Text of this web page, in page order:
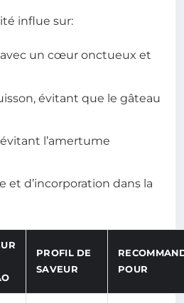
influe sur:
un cœur onctueux et
évitant que le gâteau
l’amertume
et d’incorporation dans la
PROFIL DE
SAVEUR
POUR